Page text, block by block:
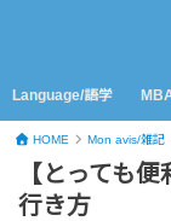
Language/語学
HOME Mon avis/雑記
【とっても
行き方